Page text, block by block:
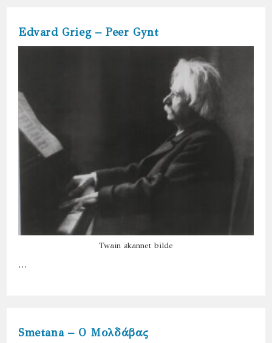
Edvard Grieg – Peer Gynt
Twain skannet bilde
…
Smetana – Ο Μολδάβας